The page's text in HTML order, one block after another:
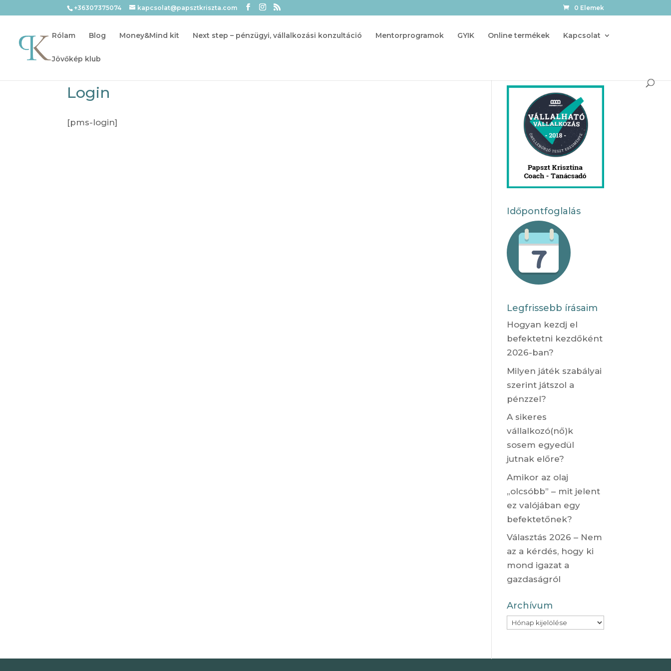
+36307375074 kapcsolat@papsztkriszta.com 0 Elemek
Rólam Blog Money&Mind kit Next step – pénzügyi, vállalkozási konzultáció Mentorprogramok GYIK Online termékek Kapcsolat
Jövőkép klub
Login
[pms-login]
Időpontfoglalás
Legfrissebb írásaim
Hogyan kezdj el
befektetni kezdőként
2026-ban?
Milyen játék szabályai
szerint játszol a
pénzzel?
A sikeres
vállalkozó(nő)k
sosem egyedül
jutnak előre?
Amikor az olaj
„olcsóbb” – mit jelent
ez valójában egy
befektetőnek?
Választás 2026 – Nem
az a kérdés, hogy ki
mond igazat a
gazdaságról
Archívum
Archívum